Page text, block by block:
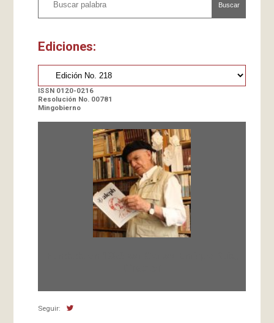
Buscar
Ediciones:
ISSN 0120-0216
Resolución No. 00781
Mingobierno
Seguir: